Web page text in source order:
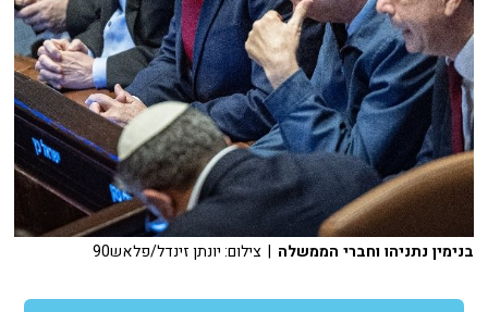
בנימין נתניהו וחברי הממשלה | צילום: יונתן זינדל/פלאש90